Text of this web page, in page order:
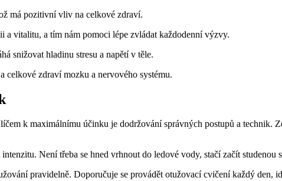
má pozitivní vliv na celkové zdraví.
a vitalitu, a tím nám pomoci lépe zvládat každodenní výzvy.
snižovat hladinu stresu a napětí v těle.
celkové zdraví mozku a nervového systému.
k maximálnímu účinku je dodržování správných postupů a technik.
Není třeba se hned vrhnout do ledové vody, stačí začít studenou
pravidelně. Doporučuje se provádět otužovací cvičení každý den,